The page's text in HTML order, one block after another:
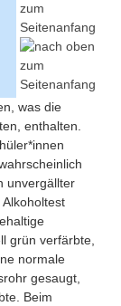
zum
Seitenanfang
was die
enthalten.
unvergällter
grün verfärbte,
normale
gesaugt,
Beim